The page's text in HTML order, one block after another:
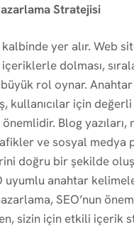
Stratejisi
kalbinde yer alır. Web
dolması,
rol oynar.
kullanıcılar için
Blog yazıları,
ve sosyal medya
doğru bir şekilde
uyumlu anahtar
SEO’nun
sizin için etkili içerik